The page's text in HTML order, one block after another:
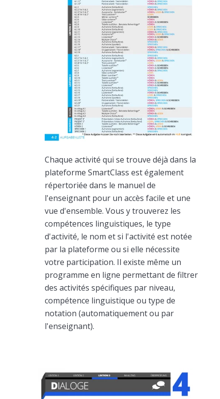
Chaque activité qui se trouve déjà dans la
plateforme SmartClass est également
répertoriée dans le manuel de
l'enseignant pour un accès facile et une
vue d'ensemble. Vous y trouverez les
compétences linguistiques, le type
d'activité, le nom et si l'activité est notée
par la plateforme ou si elle nécessite
votre participation. Il existe même un
programme en ligne permettant de filtrer
des activités spécifiques par niveau,
compétence linguistique ou type de
notation (automatiquement ou par
l'enseignant).